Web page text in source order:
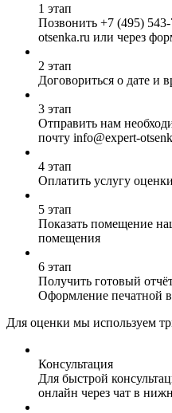
1 этап
Позвонить +7 (495)
otsenka.ru или через
2 этап
Договориться о дате и
3 этап
Отправить нам
почту info@expert-
4 этап
Оплатить услугу
5 этап
Показать помещение
помещения
6 этап
Получить готовый
Оформление печатной
Для оценки мы используем
Консультация
Для быстрой
онлайн через чат в